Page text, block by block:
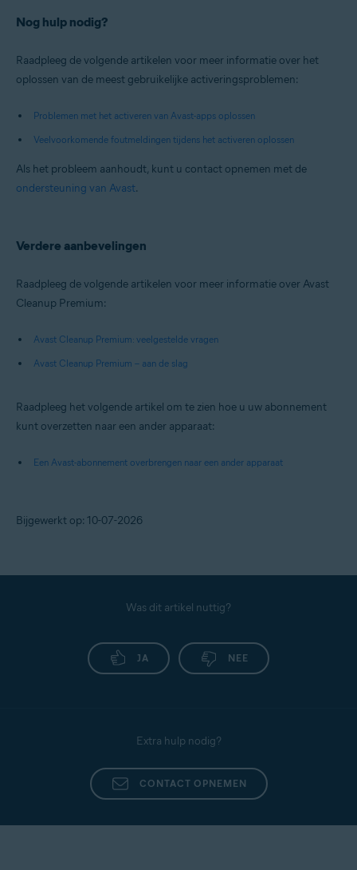
Nog hulp nodig?
Raadpleeg de volgende artikelen voor meer informatie over het
oplossen van de meest gebruikelijke activeringsproblemen:
Problemen met het activeren van Avast-apps oplossen
Veelvoorkomende foutmeldingen tijdens het activeren oplossen
Als het probleem aanhoudt, kunt u contact opnemen met de
ondersteuning van Avast.
Verdere aanbevelingen
Raadpleeg de volgende artikelen voor meer informatie over Avast
Cleanup Premium:
Avast Cleanup Premium: veelgestelde vragen
Avast Cleanup Premium – aan de slag
Raadpleeg het volgende artikel om te zien hoe u uw abonnement
kunt overzetten naar een ander apparaat:
Een Avast-abonnement overbrengen naar een ander apparaat
Bijgewerkt op: 10-07-2026
Was dit artikel nuttig?
JA NEE
Extra hulp nodig?
CONTACT OPNEMEN